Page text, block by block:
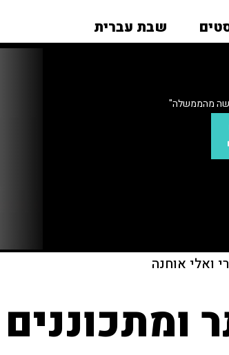
שבת עברית
מהממשלה"
ואלי אוחנה